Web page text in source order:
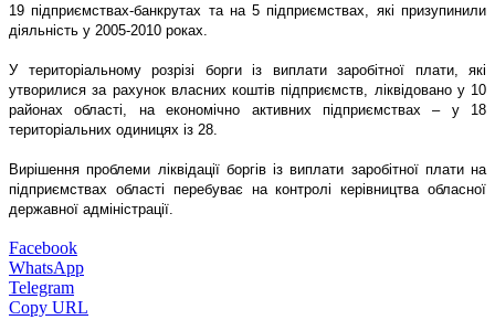
19 підприємствах-банкрутах та на 5 підприємствах, які призупинили
діяльність у 2005-2010 роках.
У територіальному розрізі борги із виплати заробітної плати, які
утворилися за рахунок власних коштів підприємств, ліквідовано у 10
районах області, на економічно активних підприємствах – у 18
територіальних одиницях із 28.
Вирішення проблеми ліквідації боргів із виплати заробітної плати на
підприємствах області перебуває на контролі керівництва обласної
державної адміністрації.
Facebook
WhatsApp
Telegram
Copy URL